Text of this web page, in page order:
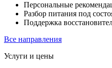
Персональные
Разбор питания под
Поддержка
Все направления
Услуги и цены